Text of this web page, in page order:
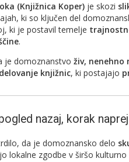
(Knjižnica Koper) je skozi
ki so ključen del
ki je postavil temelje
.
je domoznanstvo živ, nenehno
knjižnic, ki postajajo
nazaj, korak naprej
da je domoznansko delo
lokalne zgodbe v širšo kulturno